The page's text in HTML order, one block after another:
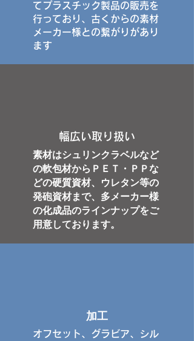
てプラスチック製品の販売を
行っており、古くからの素材
メーカー様との繋がりがあり
ます
幅広い取り扱い
素材はシュリンクラベルなど
の軟包材からＰＥＴ・ＰＰな
どの硬質資材、ウレタン等の
発砲資材まで、多メーカー様
の化成品のラインナップをご
用意しております。
加工
オフセット、グラビア、シル